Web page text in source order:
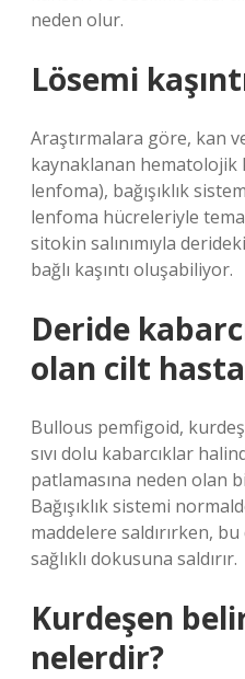
neden olur.
Lösemi
Araştırmalara göre, kan
kaynaklanan hematolojik
lenfoma), bağışıklık
lenfoma hücreleriyle
sitokin salınımıyla
bağlı kaşıntı oluşabiliyor.
Deride
olan cilt
Bullous pemfigoid,
sıvı dolu kabarcıklar
patlamasına neden olan
Bağışıklık sistemi
maddelere saldırırken,
sağlıklı dokusuna saldırır.
Kurdeşen
nelerdir?